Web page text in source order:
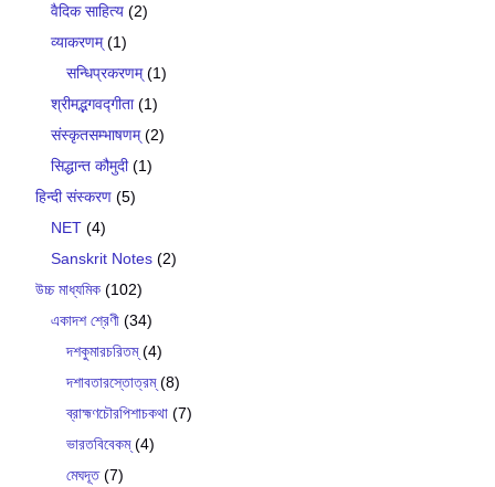
वैदिक साहित्य (2)
व्याकरणम्(1)
सन्धिप्रकरणम्(1)
श्रीमद्भगवद्गीता(1)
संस्कृतसम्भाषणम्(2)
सिद्धान्त कौमुदी(1)
हिन्दी संस्करण (5)
NET (4)
Sanskrit Notes (2)
উচ্চ মাধ্যমিক (102)
একাদশ শ্রেণী (34)
দশকুমারচরিতম্(4)
দশাবতারস্তোত্রম্(8)
ব্রাহ্মণচৌরপিশাচকথা (7)
ভারতবিবেকম্(4)
মেঘদূত(7)